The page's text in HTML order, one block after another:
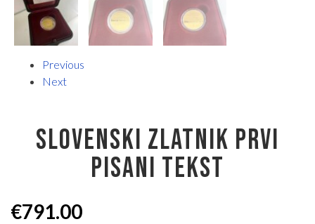
Previous
Next
SLOVENSKI ZLATNIK PRVI
PISANI TEKST
€791.00